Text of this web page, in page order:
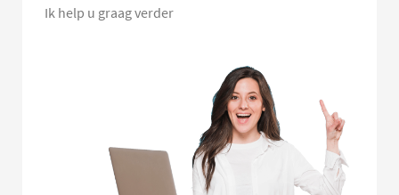
Ik help u graag verder